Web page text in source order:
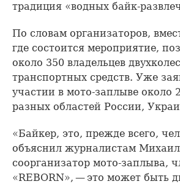
традиция «водных байк-
По словам организаторов,
где состоится мероприятие,
около 350 владельцев
транспортных средств. Уже
участии в мото-заплыве около
разных областей России,
«Байкер, это, прежде всего,
объяснил журналистам
соорганизатор мото-заплыва,
«REBORN», — это может быть